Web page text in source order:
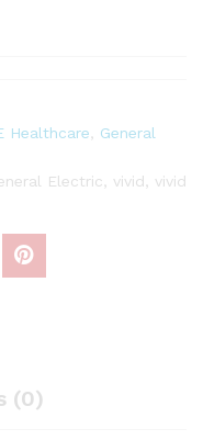
Healthcare, General
Electric, vivid, vivid
(0)